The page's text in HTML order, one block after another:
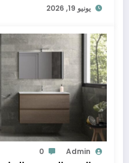
يونيو 19, 2026
Admin
0